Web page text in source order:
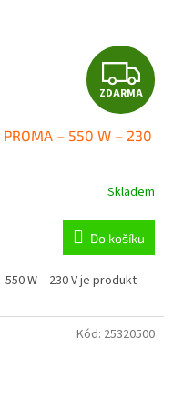
Z
D
A
R
M
A
ZDARMA
– 550 W – 230
Skladem
Do košíku
550 W – 230 V je produkt
Kód: 25320500